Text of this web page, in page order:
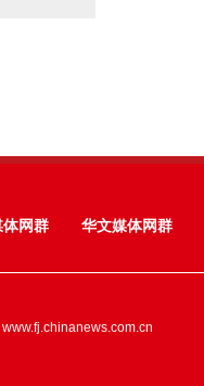
网群 华文媒体网群
www.fj.chinanews.com.cn